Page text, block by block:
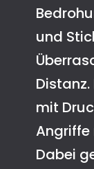
und
mit
Dabei